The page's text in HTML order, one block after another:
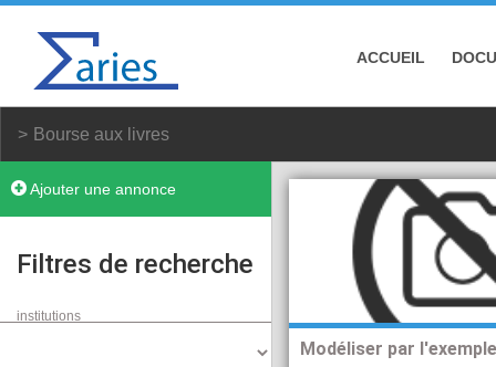
ACCUEIL
Bourse aux livres
Ajouter une annonce
Filtres de recherche
institutions
Modéliser par l'exemple